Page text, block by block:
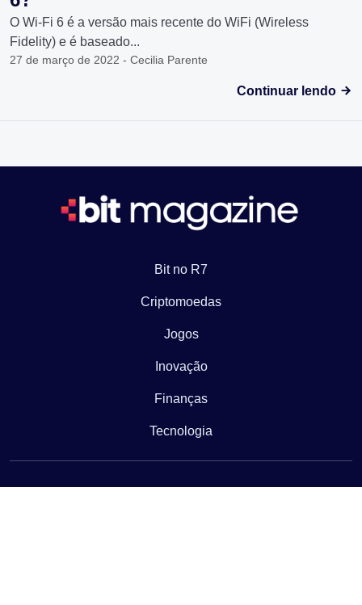
O Wi-Fi 6 é a versão mais recente do WiFi (Wireless
Fidelity) e é baseado...
27 de março de 2022 - Cecilia Parente
Continuar lendo
Bit no R7
Criptomoedas
Jogos
Inovação
Finanças
Tecnologia